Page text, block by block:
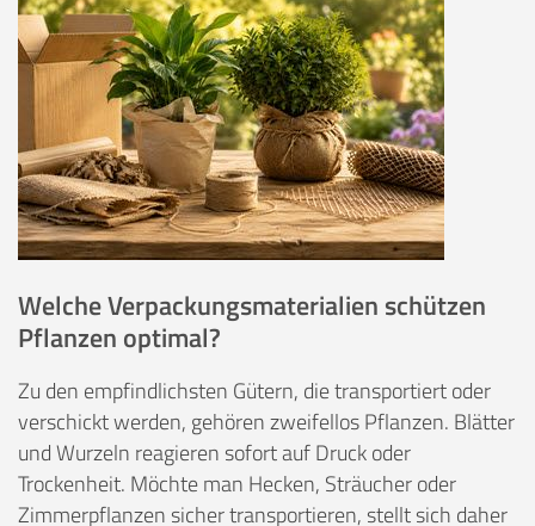
Welche Verpackungsmaterialien schützen
Pflanzen optimal?
Zu den empfindlichsten Gütern, die transportiert oder
verschickt werden, gehören zweifellos Pflanzen. Blätter
und Wurzeln reagieren sofort auf Druck oder
Trockenheit. Möchte man Hecken, Sträucher oder
Zimmerpflanzen sicher transportieren, stellt sich daher